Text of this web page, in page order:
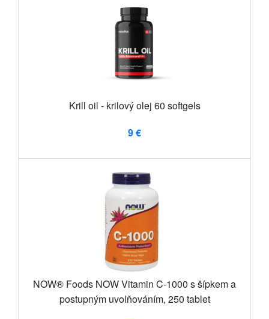
Krill oil - krilový olej 60 softgels
9 €
NOW® Foods NOW Vitamin C-1000 s šípkem a
postupným uvolňováním, 250 tablet